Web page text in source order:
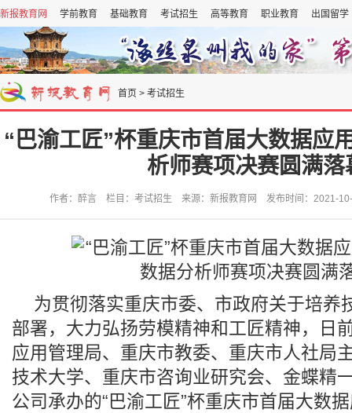
新报教育网 学前教育 基础教育 考试招生 高等教育 职业教育 出国留学
首页 > 考试招生
“巴渝工匠”杯重庆市首届大数据应
析师赛项决赛圆满落
作者：醉言 栏目：考试招生 来源：新报教育网 发布时间：2021-
为贯彻落实重庆市委、市政府关于培养
部署，大力弘扬劳模精神和工匠精神，日
应用管理局、重庆市教委、重庆市人社局
技术大学、重庆市咨询业研究会、金蝶精
公司承办的“巴渝工匠”杯重庆市首届大数